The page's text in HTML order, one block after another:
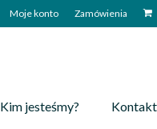
Moje konto Zamówienia
Kim jesteśmy? Kontakt